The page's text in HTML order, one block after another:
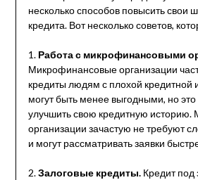
несколько способов повысить свои
кредита. Вот несколько советов,
1. Работа с микрофинансовыми
Микрофинансовые организации
кредиты людям с плохой кредитной
могут быть менее выгодными, но
улучшить свою кредитную
организации зачастую не требуют
и могут рассматривать заявки
2.Залоговые кредиты.Кредит под